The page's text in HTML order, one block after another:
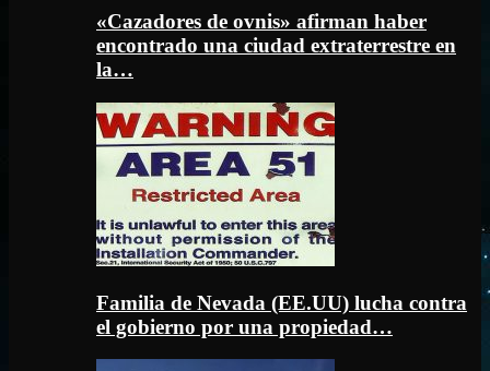
«Cazadores de ovnis» afirman haber
encontrado una ciudad extraterrestre en
la…
Familia de Nevada (EE.UU) lucha contra
el gobierno por una propiedad…